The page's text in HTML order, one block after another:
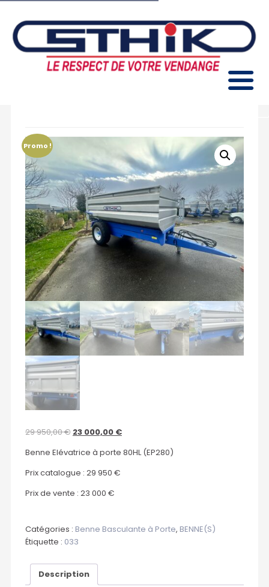
Promo !
29 950,00€ 23 000,00 €
Benne Elévatrice à porte 80HL (EP280)
Prix catalogue : 29 950 €
Prix de vente : 23 000 €
Catégories : Benne Basculante à Porte, BENNE(S)
Étiquette : 033
Description